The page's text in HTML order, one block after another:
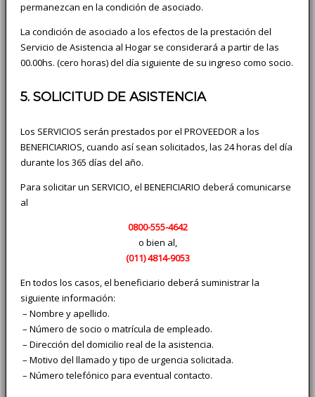
permanezcan en la condición de asociado.
La condición de asociado a los efectos de la prestación del
Servicio de Asistencia al Hogar se considerará a partir de las
00.00hs. (cero horas) del día siguiente de su ingreso como socio.
5. SOLICITUD DE ASISTENCIA
Los SERVICIOS serán prestados por el PROVEEDOR a los
BENEFICIARIOS, cuando así sean solicitados, las 24 horas del día
durante los 365 días del año.
Para solicitar un SERVICIO, el BENEFICIARIO deberá comunicarse
al
0800-555-4642
o bien al,
(011)4814-9053
En todos los casos, el beneficiario deberá suministrar la
siguiente información:
­ – Nombre y apellido.
­ – Número de socio o matrícula de empleado.
­ – Dirección del domicilio real de la asistencia.
­ – Motivo del llamado y tipo de urgencia solicitada.
­ – Número telefónico para eventual contacto.